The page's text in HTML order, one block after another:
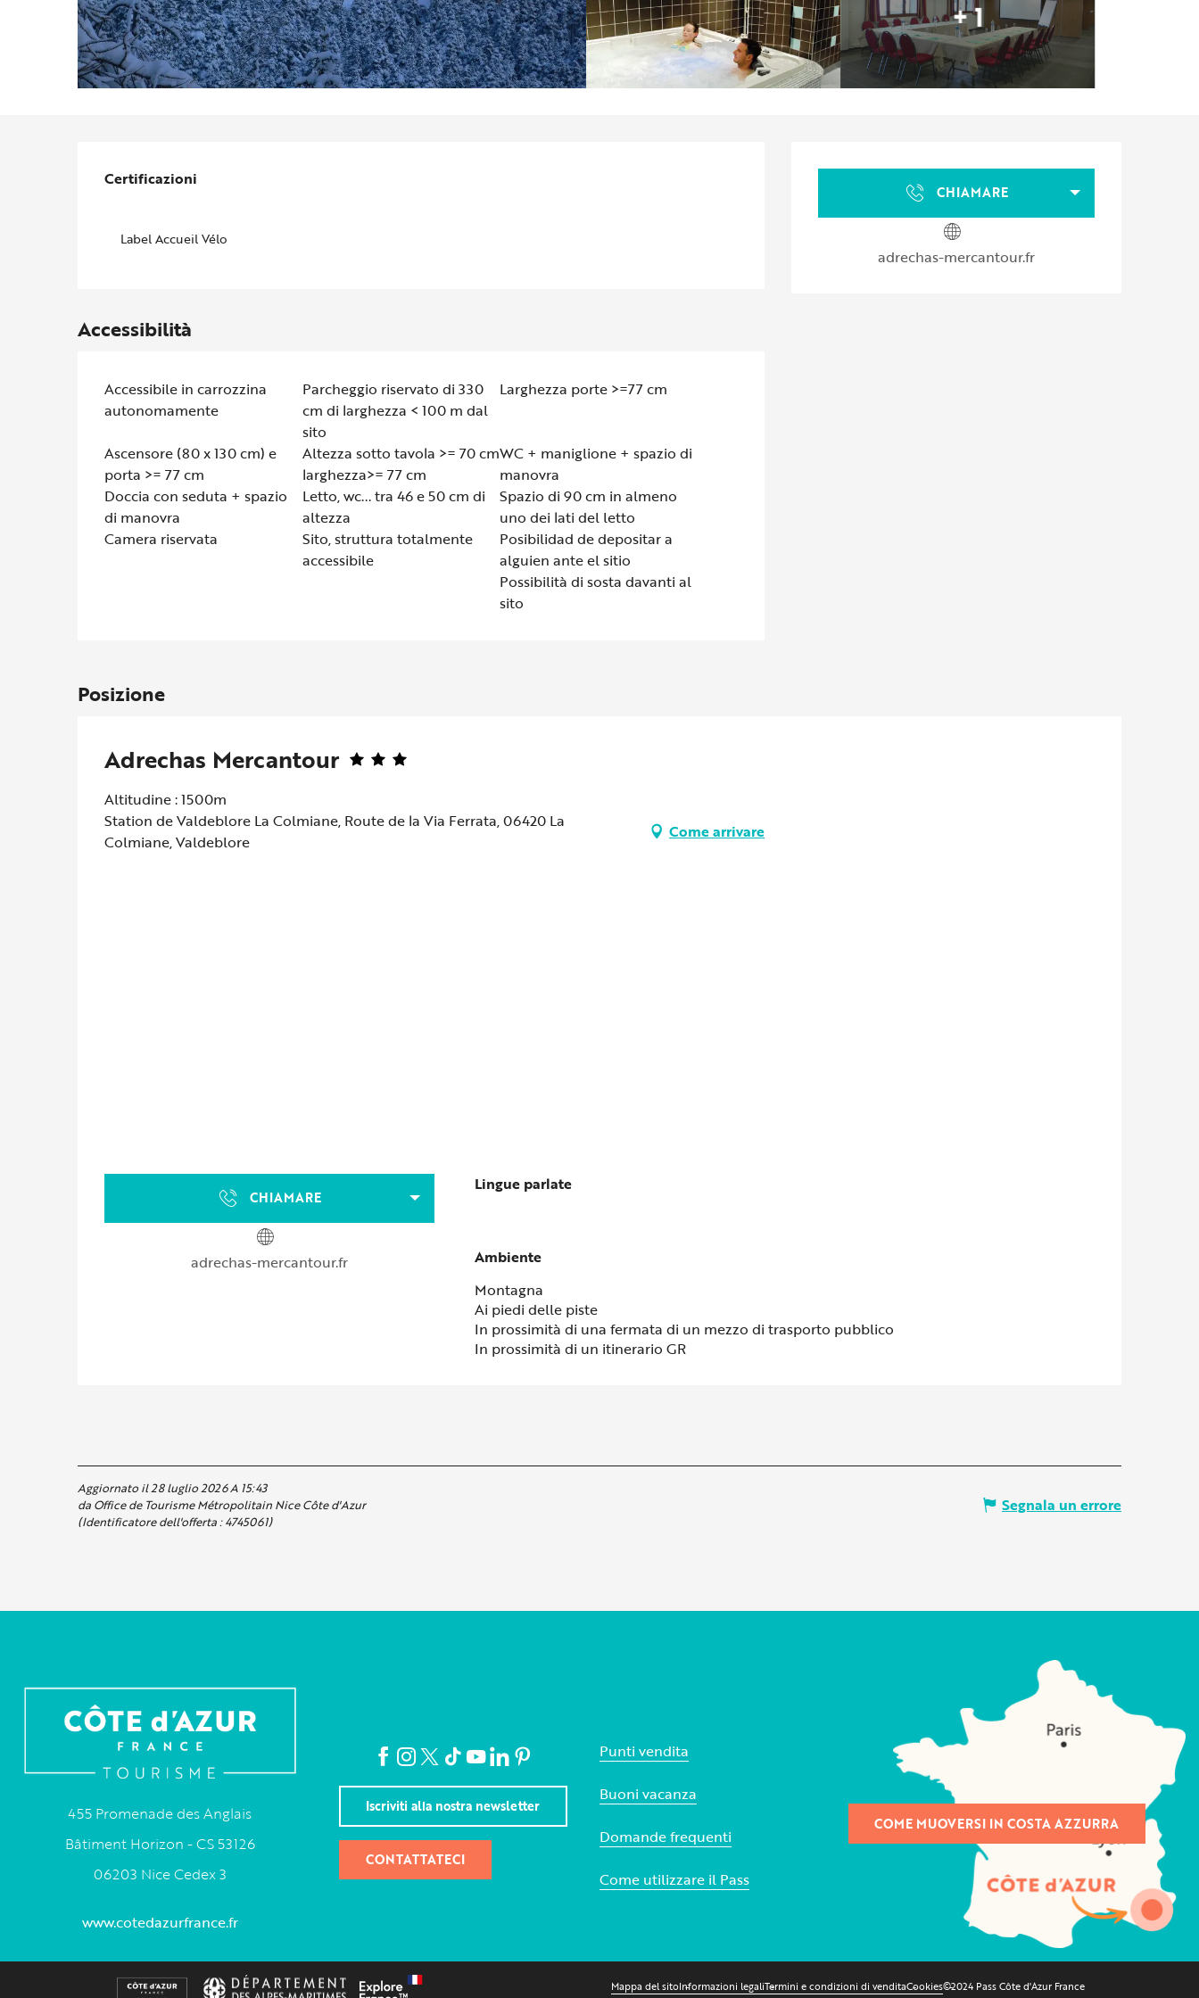
+ 1
Orari e contatti
CHIAMARE
adrechas-mercantour.fr
Offerte di prestazioni
Certificazioni
Certificazioni
Label Accueil Vélo
Accessibilità
Accessibile in carrozzina
autonomamente
Parcheggio riservato di 330
cm di larghezza < 100 m dal
sito
Larghezza porte >=77 cm
Ascensore (80 x 130 cm) e
porta >= 77 cm
Altezza sotto tavola >= 70 cm
larghezza>= 77 cm
WC + maniglione + spazio di
manovra
Doccia con seduta + spazio
di manovra
Letto, wc... tra 46 e 50 cm di
altezza
Spazio di 90 cm in almeno
uno dei lati del letto
Camera riservata
Sito, struttura totalmente
accessibile
Posibilidad de depositar a
alguien ante el sitio
Possibilità di sosta davanti al
sito
Posizione
Adrechas Mercantour
Altitudine : 1500m
Station de Valdeblore La Colmiane, Route de la Via Ferrata, 06420 La
Colmiane, Valdeblore
Come arrivare
CHIAMARE
adrechas-mercantour.fr
Lingue parlate
Lingue parlate
Ambiente
Ambiente
Montagna
Ai piedi delle piste
In prossimità di una fermata di un mezzo di trasporto pubblico
In prossimità di un itinerario GR
Aggiornato il 28 luglio 2026 A 15:43
da Office de Tourisme Métropolitain Nice Côte d'Azur
(Identificatore dell'offerta :4745061)
Segnala un errore
455 Promenade des Anglais
Bâtiment Horizon - CS 53126
06203 Nice Cedex 3
www.cotedazurfrance.fr
Iscriviti alla nostra newsletter
CONTATTATECI
Punti vendita
Buoni vacanza
Domande frequenti
Come utilizzare il Pass
COME MUOVERSI IN COSTA AZZURRA
Mappa del sitoInformazioni legaliTermini e condizioni di venditaCookies©2024 Pass Côte d'Azur France